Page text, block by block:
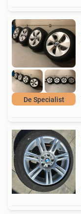
De Specialist